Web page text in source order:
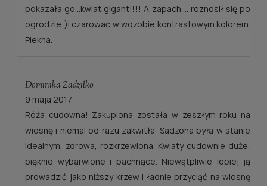
pokazała go...kwiat gigant!!!! A zapach.... roznosił się po
ogrodzie;)i czarować w wqzobie kontrastowym kolorem.
Piekna.
Dominika Żadziłko
9 maja 2017
Róża cudowna! Zakupiona została w zeszłym roku na
wiosnę i niemal od razu zakwitła. Sadzona była w stanie
idealnym, zdrowa, rozkrzewiona. Kwiaty cudownie duże,
pięknie wybarwione i pachnące. Niewątpliwie lepiej ją
prowadzić jako niższy krzew i ładnie przyciąć na wiosnę